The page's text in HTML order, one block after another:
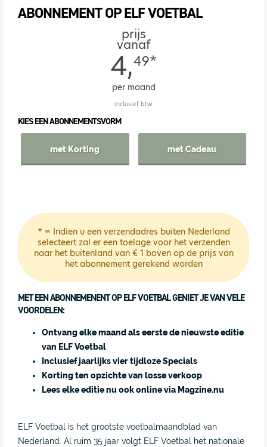
ABONNEMENT OP ELF VOETBAL
prijs
vanaf
4,49*
per maand
inclusief btw
KIES EEN ABONNEMENTSVORM
met Korting met Cadeau
* = Indien u een verzendadres buiten Nederland
selecteert zal er een toelage voor het verzenden
naar het buitenland van € 1 boven op de prijs van
het abonnement gerekend worden
MET EEN ABONNEMENENT OP ELF VOETBAL GENIET JE VAN VELE
VOORDELEN:
Ontvang elke maand als eerste de nieuwste editie
van ELF Voetbal
Inclusief jaarlijks vier tijdloze Specials
Korting ten opzichte van losse verkoop
Lees elke editie nu ook online via Magzine.nu
ELF Voetbal is het grootste voetbalmaandblad van
Nederland. Al ruim 35 jaar volgt ELF Voetbal het nationale